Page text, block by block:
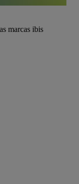
marcas ibis